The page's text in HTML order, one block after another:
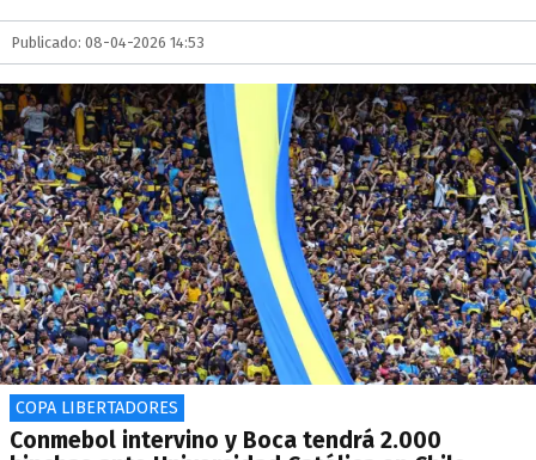
Publicado: 08-04-2026 14:53
COPA LIBERTADORES
Conmebol intervino y Boca tendrá 2.000